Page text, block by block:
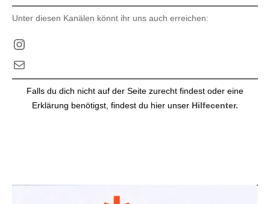
Unter diesen Kanälen könnt ihr uns auch erreichen:
Instagram
E-Mail
Falls du dich nicht auf der Seite zurecht findest oder eine
Erklärung benötigst, findest du hier unser Hilfecenter.